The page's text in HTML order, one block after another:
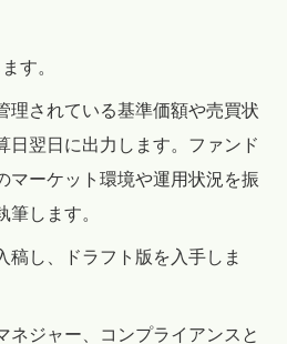
す。
理されている基準価額や売買状
日翌日に出力します。ファンド
マーケット環境や運用状況を振
筆します。
稿し、ドラフト版を入手しま
ネジャー、コンプライアンスと